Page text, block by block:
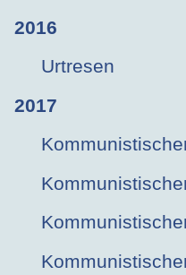
2016
Urtresen
2017